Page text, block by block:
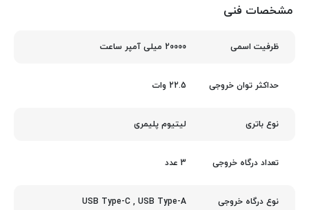
مشخصات فنی
ظرفیت اسمی 20000 میلی آمپر ساعت
حداکثر توان خروجی 22.5 وات
نوع باتری لیتیوم پلیمری
تعداد درگاه خروجی 3 عدد
نوع درگاه خروجی USB Type-A
,
USB Type-C